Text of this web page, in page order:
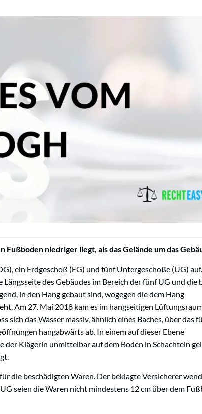
Fußboden niedriger liegt, als das Gelände um das
ein Erdgeschoß (EG) und fünf Untergeschoße (UG)
des Gebäudes im Bereich der fünf UG und die
in den Hang gebaut sind, wogegen die dem Hang
Am 27. Mai 2018 kam es im hangseitigen
sich das Wasser massiv, ähnlich eines Baches, über das
hangabwärts ab. In einem auf dieser Ebene
der Klägerin unmittelbar auf dem Boden in Schachteln
die beschädigten Waren. Der beklagte Versicherer
seien die Waren nicht mindestens 12 cm über dem